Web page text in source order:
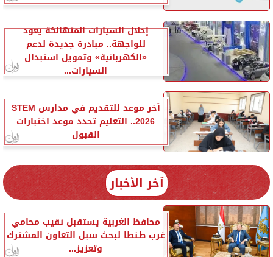
إحلال السيارات المتهالكة يعود
للواجهة.. مبادرة جديدة لدعم
«الكهربائية» وتمويل استبدال
السيارات...
آخر موعد للتقديم في مدارس STEM
2026.. التعليم تحدد موعد اختبارات
القبول
آخر الأخبار
محافظ الغربية يستقبل نقيب محامي
غرب طنطا لبحث سبل التعاون المشترك
وتعزيز...